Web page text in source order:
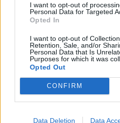
I want to opt-out of
Personal Data for Targeted
Opted In
I want to opt-out of
Retention, Sale, and/or
Personal Data that Is
Purposes for which it was
Opted Out
CONFIRM
Data Deletion Data
Article précédent
AVC : Découvrez comment
le prévenir pour sauver
votre vie